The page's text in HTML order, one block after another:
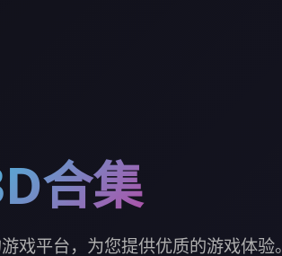
合集
戏平台，为您提供优质的游戏体验。